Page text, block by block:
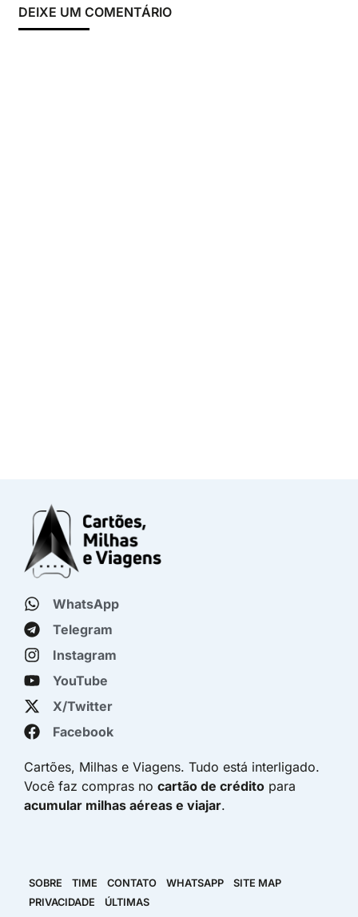
DEIXE UM COMENTÁRIO
WhatsApp
Telegram
Instagram
YouTube
X/Twitter
Facebook
Cartões, Milhas e Viagens. Tudo está interligado.
Você faz compras no cartão de crédito para
acumular milhas aéreas e viajar.
SOBRE TIME CONTATO WHATSAPP
SITE MAP
PRIVACIDADE
ÚLTIMAS